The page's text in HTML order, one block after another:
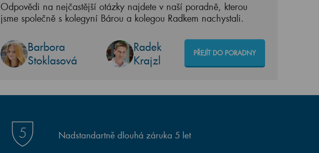
Odpovědi na nejčastější otázky najdete v naší poradně, kterou
jsme společně s kolegyní Bárou a kolegou Radkem nachystali.
Barbora
Stoklasová
Radek
Krajzl
PŘEJÍT DO PORADNY
Nadstandartně dlouhá záruka 5 let